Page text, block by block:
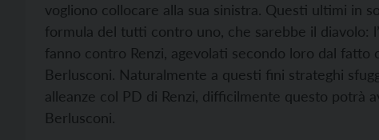
vogliono collocare alla sua sinistra. Questi ultimi in
formula del tutti contro uno, che sarebbe il diavolo:
fanno contro Renzi, agevolati secondo loro dal
Berlusconi. Naturalmente a questi fini strateghi
alleanze col PD di Renzi, difficilmente questo potrà
Berlusconi.